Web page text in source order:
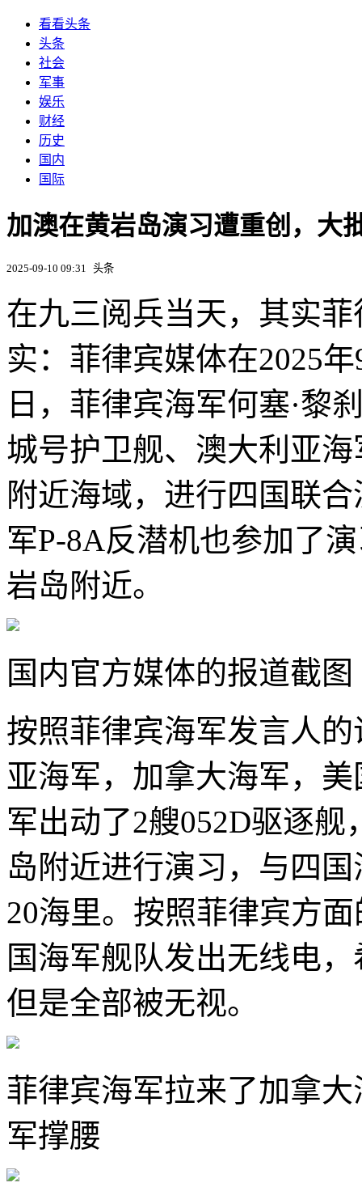
看看头条
头条
社会
军事
娱乐
财经
历史
国内
国际
加澳在黄岩岛演习遭重创，大
2025-09-10 09:31 头条
在九三阅兵当天，其实
实：菲律宾媒体在2025
日，菲律宾海军何塞·黎
城号护卫舰、澳大利亚
附近海域，进行四国联
军P-8A反潜机也参加了
岩岛附近。
国内官方媒体的报道截图
按照菲律宾海军发言人
亚海军，加拿大海军，
军出动了2艘052D驱逐
岛附近进行演习，与四
20海里。按照菲律宾方
国海军舰队发出无线电
但是全部被无视。
菲律宾海军拉来了加拿
军撑腰